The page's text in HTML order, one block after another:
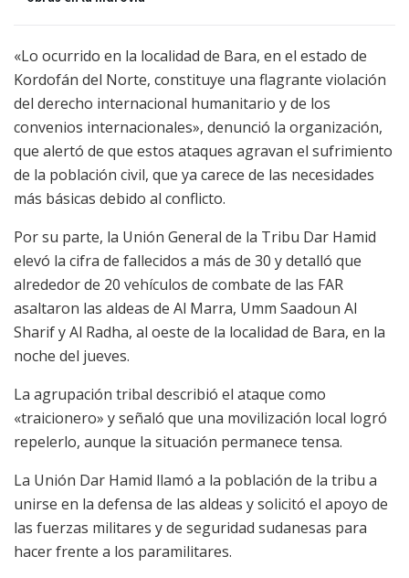
«Lo ocurrido en la localidad de Bara, en el estado de
Kordofán del Norte, constituye una flagrante violación
del derecho internacional humanitario y de los
convenios internacionales», denunció la organización,
que alertó de que estos ataques agravan el sufrimiento
de la población civil, que ya carece de las necesidades
más básicas debido al conflicto.
Por su parte, la Unión General de la Tribu Dar Hamid
elevó la cifra de fallecidos a más de 30 y detalló que
alrededor de 20 vehículos de combate de las FAR
asaltaron las aldeas de Al Marra, Umm Saadoun Al
Sharif y Al Radha, al oeste de la localidad de Bara, en la
noche del jueves.
La agrupación tribal describió el ataque como
«traicionero» y señaló que una movilización local logró
repelerlo, aunque la situación permanece tensa.
La Unión Dar Hamid llamó a la población de la tribu a
unirse en la defensa de las aldeas y solicitó el apoyo de
las fuerzas militares y de seguridad sudanesas para
hacer frente a los paramilitares.